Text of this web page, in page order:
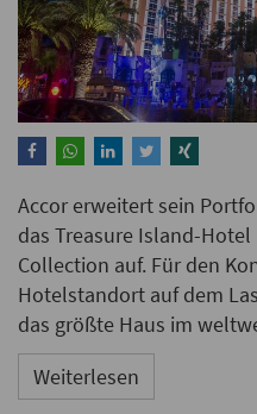
Accor erweitert sein
das Treasure Island-
Collection auf. Für den
Hotelstandort auf dem
das größte Haus im
Weiterlesen